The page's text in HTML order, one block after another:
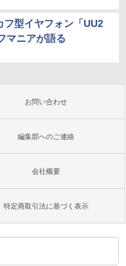
フ型イヤフォン「UU2
マニアが語る
お問い合わせ
編集部へのご連絡
会社概要
特定商取引法に基づく表示